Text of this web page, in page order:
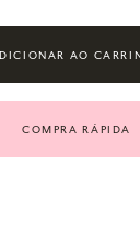
AO
COMPRA RÁPIDA